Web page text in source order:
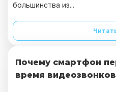
большинства из...
Почему смартфон
время